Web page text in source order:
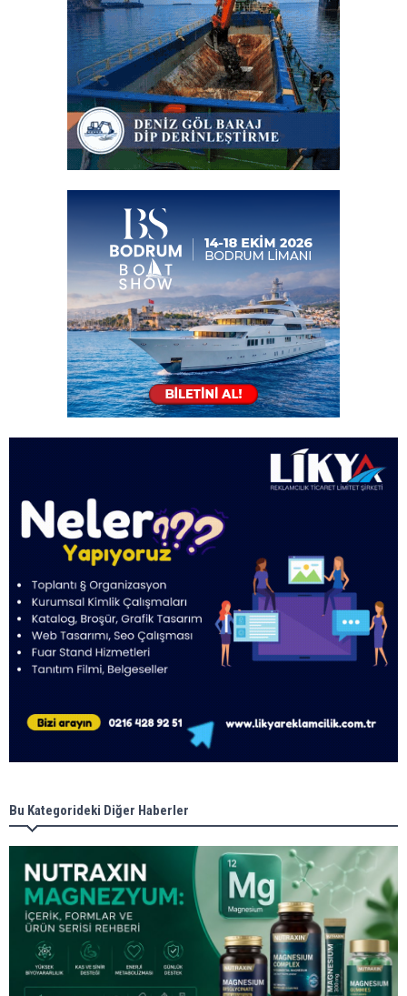
Bu Kategorideki Diğer Haberler